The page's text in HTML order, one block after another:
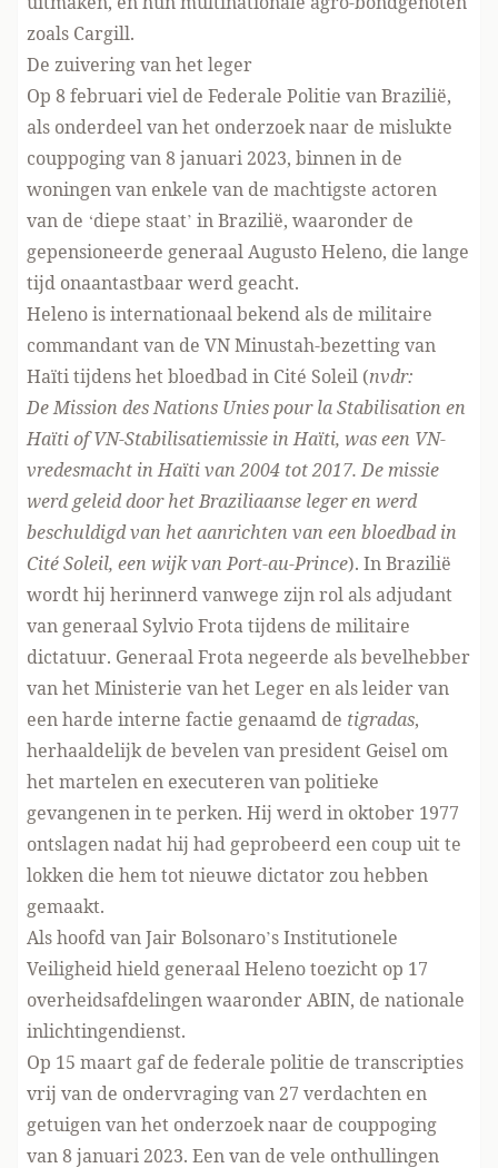
zoals Cargill.
De zuivering van het leger
Op 8 februari viel de Federale Politie van Brazilië,
als onderdeel van het onderzoek naar de mislukte
couppoging van 8 januari 2023, binnen in de
woningen van enkele van de machtigste actoren
van de ‘diepe staat’ in Brazilië, waaronder de
gepensioneerde generaal Augusto Heleno, die lange
tijd onaantastbaar werd geacht.
Heleno is internationaal bekend als de militaire
commandant van de VN Minustah-bezetting van
Haïti tijdens het bloedbad in Cité Soleil (nvdr:
De Mission des Nations Unies pour la Stabilisation en
Haïti of VN-Stabilisatiemissie in Haïti, was een VN-
vredesmacht inHaïtivan 2004 tot 2017. De missie
werd geleid door het Braziliaanse leger en werd
beschuldigd van het aanrichten van een bloedbad in
Cité Soleil, een wijk van Port-au-Prince). In Brazilië
wordt hij herinnerd vanwege zijn rol als adjudant
van generaal Sylvio Frota tijdens de militaire
dictatuur. Generaal Frota negeerde als bevelhebber
van het Ministerie van het Leger en als leider van
een harde interne factie genaamd de tigradas,
herhaaldelijk de bevelen van president Geisel om
het martelen en executeren van politieke
gevangenen in te perken. Hij werd in oktober 1977
ontslagen nadat hij had geprobeerd een coup uit te
lokken die hem tot nieuwe dictator zou hebben
gemaakt.
Als hoofd van Jair Bolsonaro’s Institutionele
Veiligheid hield generaal Heleno toezicht op 17
overheidsafdelingen waaronder ABIN, de nationale
inlichtingendienst.
Op 15 maart gaf de federale politie de transcripties
vrij van de ondervraging van 27 verdachten en
getuigen van het onderzoek naar de couppoging
van 8 januari 2023. Een van de vele onthullingen